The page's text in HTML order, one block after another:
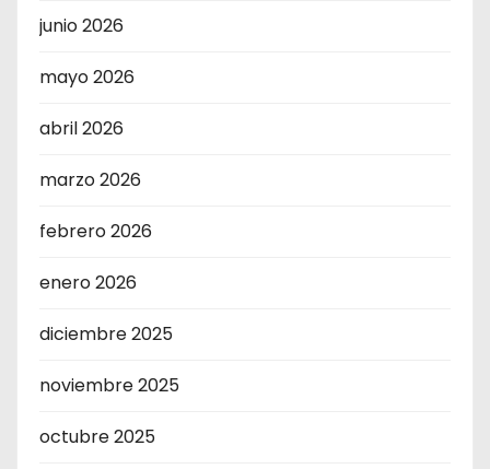
junio 2026
mayo 2026
abril 2026
marzo 2026
febrero 2026
enero 2026
diciembre 2025
noviembre 2025
octubre 2025